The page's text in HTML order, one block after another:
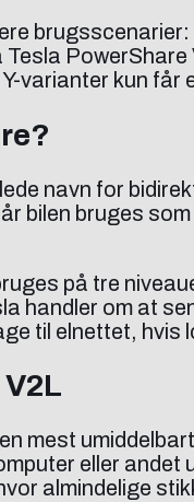
varianter kun
navn for
bilen bruges
på tre
handler om at
til elnettet,
mest
eller andet
almindelige